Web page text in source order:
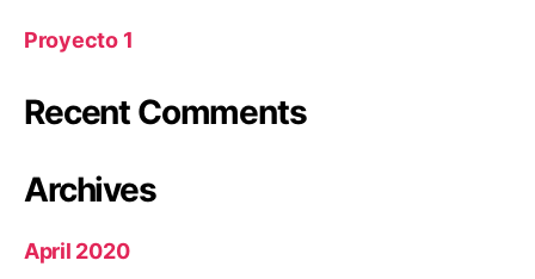
Proyecto 1
Recent Comments
Archives
April 2020